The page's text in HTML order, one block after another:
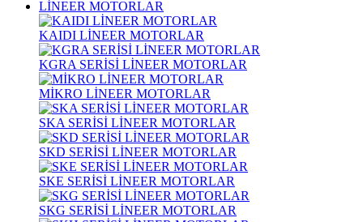
LİNEER MOTORLAR
KAIDI LİNEER MOTORLAR
KGRA SERİSİ LİNEER MOTORLAR
MİKRO LİNEER MOTORLAR
SKA SERİSİ LİNEER MOTORLAR
SKD SERİSİ LİNEER MOTORLAR
SKE SERİSİ LİNEER MOTORLAR
SKG SERİSİ LİNEER MOTORLAR